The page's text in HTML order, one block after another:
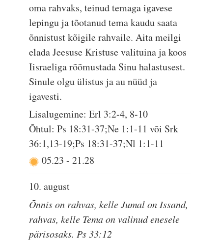
oma rahvaks, teinud temaga igavese
lepingu ja tõotanud tema kaudu saata
õnnistust kõigile rahvaile. Aita meilgi
elada Jeesuse Kristuse valituina ja koos
Iisraeliga rõõmustada Sinu halastusest.
Sinule olgu ülistus ja au nüüd ja
igavesti.
Lisalugemine: Erl 3:2-4, 8-10
Õhtul: Ps 18:31-37;Ne 1:1-11 või Srk
36:1,13-19;Ps 18:31-37;Nl 1:1-11
05.23-21.28
10. august
Õnnis on rahvas, kelle Jumal on Issand,
rahvas, kelle Tema on valinud enesele
pärisosaks. Ps 33:12